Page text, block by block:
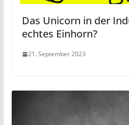
Das Unicorn in der
echtes Einhorn?
21. September 2023